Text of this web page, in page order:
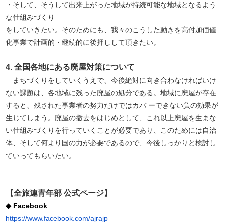
・そして、そうして出来上がった地域が持続可能な地域となるよう
な仕組みづくり
をしていきたい。そのためにも、我々のこうした動きを高付加価値
化事業で計画的・継続的に後押しして頂きたい。
4. 全国各地にある廃屋対策について
まちづくりをしていくうえで、今後絶対に向き合わなければいけ
ない課題は、各地域に残った廃屋の処分である。地域に廃屋が存在
すると、残された事業者の努力だけではカバ ーできない負の効果が
生じてしまう。廃屋の撤去をはじめとして、これ以上廃屋を生まな
い仕組みづくりを行っていくことが必要であり、このためには自治
体、そして何より国の力が必要であるので、今後しっかりと検討し
ていってもらいたい。
【全旅連青年部 公式ページ】
◆ Facebook
https://www.facebook.com/ajrajp